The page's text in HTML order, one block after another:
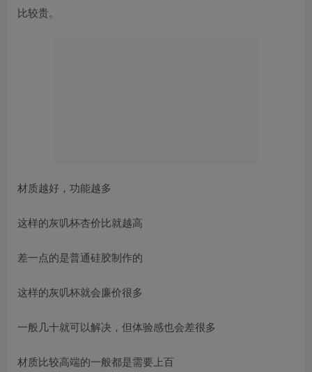
比较贵。
材质越好，功能越多
这样的灰叽杯杏价比就越高
差一点的是普通硅胶制作的
这样的灰叽杯就会廉价很多
一般几十就可以解决，但体验感也会差很多
材质比较高端的一般都是需要上百